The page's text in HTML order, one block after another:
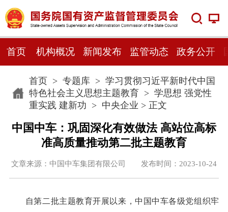
首页 机构概况 新闻发布 监管动态 政务公开
首页> 专题库> 学习贯彻习近平新时代中国
特色社会主义思想主题教育> 学思想 强党性
重实践 建新功 > 中央企业 > 正文
中国中车：巩固深化有效做法 高站位高标
准高质量推动第二批主题教育
文章来源：中国中车集团有限公司 发布时间：2023-10-24
自第二批主题教育开展以来，中国中车各级党组织牢